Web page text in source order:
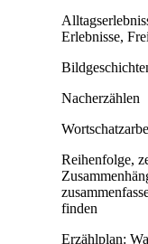
Erlebnisse,
Nacherzählen
Reihenfolge,
finden
Erzählplan: